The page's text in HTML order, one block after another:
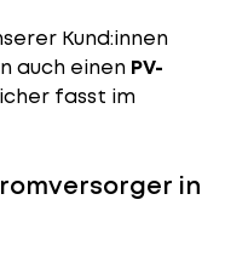
Kund:innen
auch einen PV-
fasst im
in